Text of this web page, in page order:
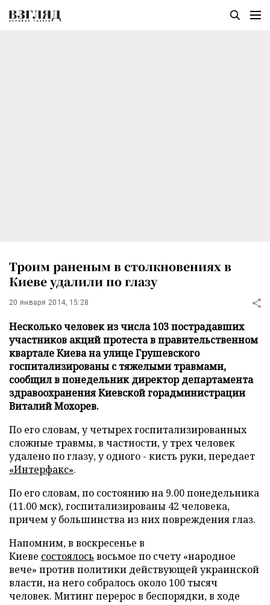
Троим раненым в столкновениях в
Киеве удалили по глазу
20 января 2014, 15:28
Несколько человек из числа 103 пострадавших
участников акций протеста в правительственном
квартале Киева на улице Грушевского
госпитализированы с тяжелыми травмами,
сообщил в понедельник директор департамента
здравоохранения Киевской горадминистрации
Виталий Мохорев.
По его словам, у четырех госпитализированных
сложные травмы, в частности, у трех человек
удалено по глазу, у одного - кисть руки, передает
«Интерфакс».
По его словам, по состоянию на 9.00 понедельника
(11.00 мск), госпитализированы 42 человека,
причем у большинства из них повреждения глаз.
Напомним, в воскресенье в
Киеве состоялось восьмое по счету «народное
вече» против политики действующей украинской
власти, на него собралось около 100 тысяч
человек. Митинг перерос в беспорядки, в ходе